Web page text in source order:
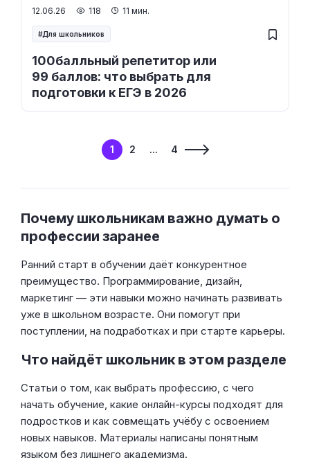
100балльный репетитор или
99 баллов: что выбрать для
подготовки к ЕГЭ в 2026
12.06.26 118 11 мин.
Для школьников
1 2 ... 4
Почему школьникам важно думать о
профессии заранее
Ранний старт в обучении даёт конкурентное
преимущество. Программирование, дизайн,
маркетинг — эти навыки можно начинать развивать
уже в школьном возрасте. Они помогут при
поступлении, на подработках и при старте карьеры.
Что найдёт школьник в этом разделе
Статьи о том, как выбрать профессию, с чего
начать обучение, какие онлайн-курсы подходят для
подростков и как совмещать учёбу с освоением
новых навыков. Материалы написаны понятным
языком без лишнего академизма.